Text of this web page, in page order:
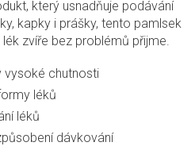
který usnadňuje podávání
kapky i prášky, tento pamlsek
zvíře bez problémů přijme.
vysoké chutnosti
léků
léků
dávkování